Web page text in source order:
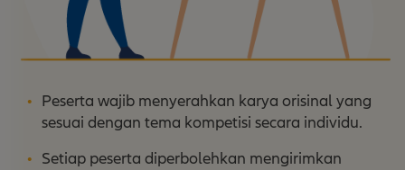
Peserta wajib menyerahkan karya orisinal yang
sesuai dengan tema kompetisi secara individu.
Setiap peserta diperbolehkan mengirimkan